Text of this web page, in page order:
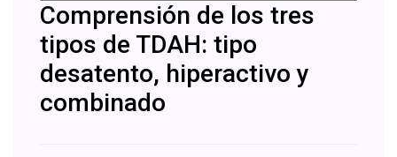
Comprensión de los tres
tipos de TDAH: tipo
desatento, hiperactivo y
combinado